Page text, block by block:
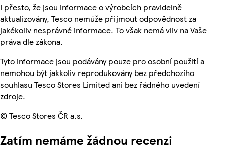
I přesto, že jsou informace o výrobcích pravidelně
aktualizovány, Tesco nemůže přijmout odpovědnost za
jakékoliv nesprávné informace. To však nemá vliv na Vaše
práva dle zákona.
Tyto informace jsou podávány pouze pro osobní použití a
nemohou být jakkoliv reprodukovány bez předchozího
souhlasu Tesco Stores Limited ani bez řádného uvedení
zdroje.
© Tesco Stores ČR a.s.
Zatím nemáme žádnou recenzi